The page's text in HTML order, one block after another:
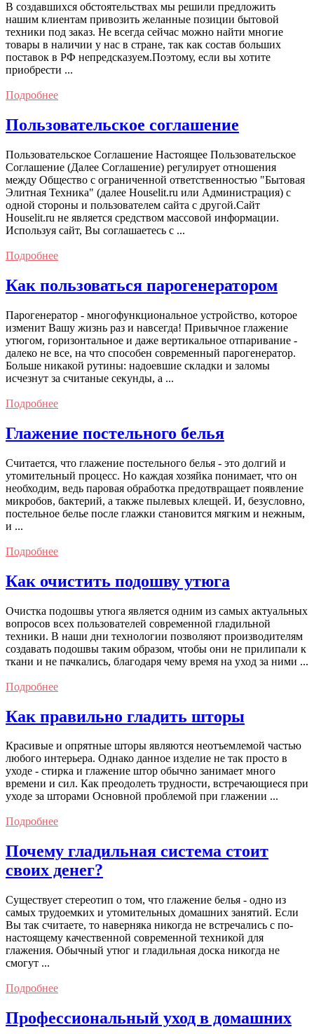
В создавшихся обстоятельствах мы решили предложить
нашим клиентам привозить желанные позиции бытовой
техники под заказ. Не всегда сейчас можно найти многие
товары в наличии у нас в стране, так как состав больших
поставок в РФ непредсказуем.Поэтому, если вы хотите
приобрести ...
Подробнее
Пользовательское соглашение
Пользовательское Соглашение Настоящее Пользовательское
Соглашение (Далее Соглашение) регулирует отношения
между Общество с ограниченной ответственностью "Бытовая
Элитная Техника" (далее Houselit.ru или Администрация) с
одной стороны и пользователем сайта с другой.Сайт
Houselit.ru не является средством массовой информации.
Используя сайт, Вы соглашаетесь с ...
Подробнее
Как пользоваться парогенератором
Парогенератор - многофункциональное устройство, которое
изменит Вашу жизнь раз и навсегда! Привычное глажение
утюгом, горизонтальное и даже вертикальное отпаривание -
далеко не все, на что способен современный парогенератор.
Больше никакой рутины: надоевшие складки и заломы
исчезнут за считаные секунды, а ...
Подробнее
Глажение постельного белья
Считается, что глажение постельного белья - это долгий и
утомительный процесс. Но каждая хозяйка понимает, что он
необходим, ведь паровая обработка предотвращает появление
микробов, бактерий, а также пылевых клещей. И, безусловно,
постельное белье после глажки становится мягким и нежным,
и ...
Подробнее
Как очистить подошву утюга
Очистка подошвы утюга является одним из самых актуальных
вопросов всех пользователей современной гладильной
техники. В наши дни технологии позволяют производителям
создавать подошвы таким образом, чтобы они не прилипали к
ткани и не пачкались, благодаря чему время на уход за ними ...
Подробнее
Как правильно гладить шторы
Красивые и опрятные шторы являются неотъемлемой частью
любого интерьера. Однако данное изделие не так просто в
уходе - стирка и глажение штор обычно занимает много
времени и сил. Как преодолеть трудности, встречающиеся при
уходе за шторами Основной проблемой при глажении ...
Подробнее
Почему гладильная система стоит
своих денег?
Существует стереотип о том, что глажение белья - одно из
самых трудоемких и утомительных домашних занятий. Если
Вы так считаете, то наверняка никогда не встречались с по-
настоящему качественной современной техникой для
глажения. Обычный утюг и гладильная доска никогда не
смогут ...
Подробнее
Профессиональный уход в домашних